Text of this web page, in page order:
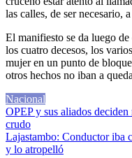
las calles, de ser necesario,
El manifiesto se da luego
los cuatro decesos, los
mujer en un punto de
otros hechos no iban a
Nacional
Navegación
de
entradas
OPEP y sus aliados
crudo
Lajastambo: Conductor iba
y lo atropelló